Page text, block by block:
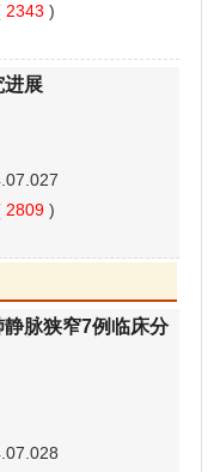
2343 )
进展
2809 )
脉狭窄7例临床分